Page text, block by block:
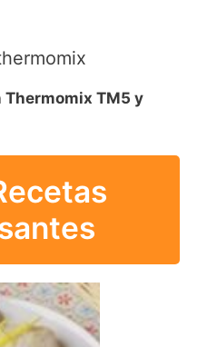
Thermomix TM5 y